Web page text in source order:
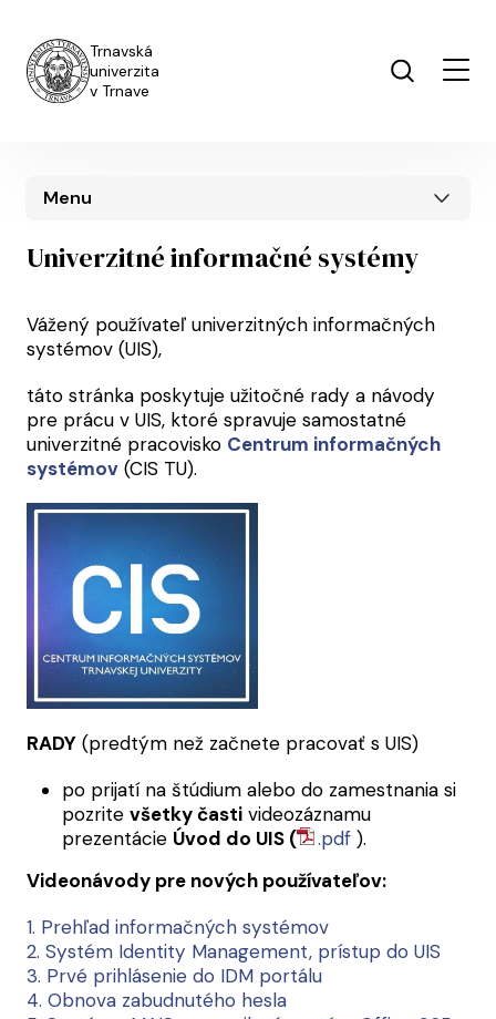
Trnavská
univerzita
v Trnave
Univerzitné informačné systémy
Vážený používateľ univerzitných informačných
systémov (UIS),
táto stránka poskytuje užitočné rady a návody
pre prácu v UIS, ktoré spravuje samostatné
univerzitné pracovisko Centrum informačných
systémov (CIS TU).
RADY (predtým než začnete pracovať s UIS)
po prijatí na štúdium alebo do zamestnania si
pozrite všetky časti videozáznamu
prezentácie Úvod do UIS ( .pdf ).
Videonávody pre nových používateľov:
1. Prehľad informačných systémov
2. Systém Identity Management, prístup do UIS
3. Prvé prihlásenie do IDM portálu
4. Obnova zabudnutého hesla
Menu